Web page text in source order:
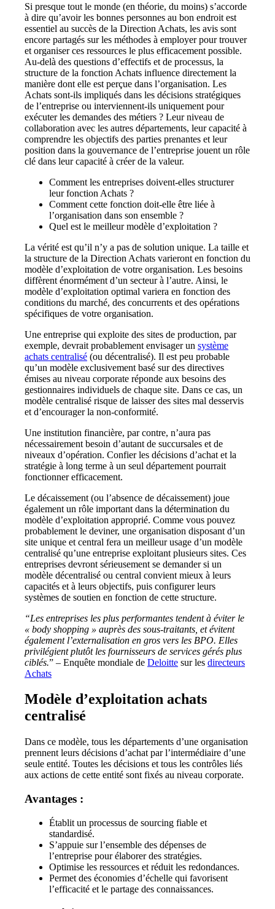
Si presque tout le monde (en théorie, du moins) s’accorde
à dire qu’avoir les bonnes personnes au bon endroit est
essentiel au succès de la Direction Achats, les avis sont
encore partagés sur les méthodes à employer pour trouver
et organiser ces ressources le plus efficacement possible.
Au-delà des questions d’effectifs et de processus, la
structure de la fonction Achats influence directement la
manière dont elle est perçue dans l’organisation. Les
Achats sont-ils impliqués dans les décisions stratégiques
de l’entreprise ou interviennent-ils uniquement pour
exécuter les demandes des métiers ? Leur niveau de
collaboration avec les autres départements, leur capacité à
comprendre les objectifs des parties prenantes et leur
position dans la gouvernance de l’entreprise jouent un rôle
clé dans leur capacité à créer de la valeur.
Comment les entreprises doivent-elles structurer
leur fonction Achats ?
Comment cette fonction doit-elle être liée à
l’organisation dans son ensemble ?
Quel est le meilleur modèle d’exploitation ?
La vérité est qu’il n’y a pas de solution unique. La taille et
la structure de la Direction Achats varieront en fonction du
modèle d’exploitation de votre organisation. Les besoins
diffèrent énormément d’un secteur à l’autre. Ainsi, le
modèle d’exploitation optimal variera en fonction des
conditions du marché, des concurrents et des opérations
spécifiques de votre organisation.
Une entreprise qui exploite des sites de production, par
exemple, devrait probablement envisager un système
achats centralisé (ou décentralisé). Il est peu probable
qu’un modèle exclusivement basé sur des directives
émises au niveau corporate réponde aux besoins des
gestionnaires individuels de chaque site. Dans ce cas, un
modèle centralisé risque de laisser des sites mal desservis
et d’encourager la non-conformité.
Une institution financière, par contre, n’aura pas
nécessairement besoin d’autant de succursales et de
niveaux d’opération. Confier les décisions d’achat et la
stratégie à long terme à un seul département pourrait
fonctionner efficacement.
Le décaissement (ou l’absence de décaissement) joue
également un rôle important dans la détermination du
modèle d’exploitation approprié. Comme vous pouvez
probablement le deviner, une organisation disposant d’un
site unique et central fera un meilleur usage d’un modèle
centralisé qu’une entreprise exploitant plusieurs sites. Ces
entreprises devront sérieusement se demander si un
modèle décentralisé ou central convient mieux à leurs
capacités et à leurs objectifs, puis configurer leurs
systèmes de soutien en fonction de cette structure.
“Les entreprises les plus performantes tendent à éviter le
« body shopping » auprès des sous-traitants, et évitent
également l’externalisation en gros vers les BPO. Elles
privilégient plutôt les fournisseurs de services gérés plus
ciblés.” – Enquête mondiale de Deloitte sur les directeurs
Achats
Modèle d’exploitation achats
centralisé
Dans ce modèle, tous les départements d’une organisation
prennent leurs décisions d’achat par l’intermédiaire d’une
seule entité. Toutes les décisions et tous les contrôles liés
aux actions de cette entité sont fixés au niveau corporate.
Avantages :
Établit un processus de sourcing fiable et
standardisé.
S’appuie sur l’ensemble des dépenses de
l’entreprise pour élaborer des stratégies.
Optimise les ressources et réduit les redondances.
Permet des économies d’échelle qui favorisent
l’efficacité et le partage des connaissances.